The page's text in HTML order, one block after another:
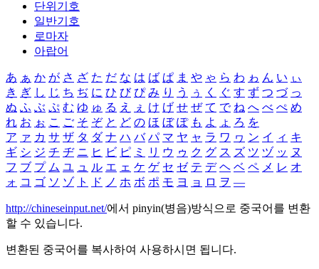
단위기호
일반기호
로마자
아랍어
あ ぁ か が さ ざ た だ な は ば ぱ ま や ゃ ら わ ゎ ん い ぃ
き ぎ し じ ち ぢ に ひ び ぴ み り う ぅ く ぐ す ず つ づ っ
ぬ ふ ぶ ぷ む ゆ ゅ る え ぇ け げ せ ぜ て で ね へ べ ぺ め
れ お ぉ こ ご そ ぞ と ど の ほ ぼ ぽ も よ ょ ろ を
ア ァ カ サ ザ タ ダ ナ ハ バ パ マ ヤ ャ ラ ワ ヮ ン イ ィ キ
ギ シ ジ チ ヂ ニ ヒ ビ ピ ミ リ ウ ゥ ク グ ス ズ ツ ヅ ッ ヌ
フ ブ プ ム ユ ュ ル エ ェ ケ ゲ セ ゼ テ デ ヘ ベ ペ メ レ オ
ォ コ ゴ ソ ゾ ト ド ノ ホ ボ ポ モ ヨ ョ ロ ヲ ―
http://chineseinput.net/에서 pinyin(병음)방식으로 중국어를 변환
할 수 있습니다.
변환된 중국어를 복사하여 사용하시면 됩니다.